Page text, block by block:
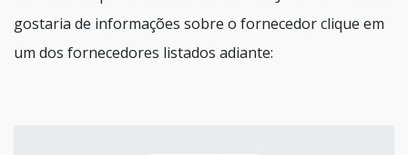
gostaria de informações sobre o fornecedor clique em
um dos fornecedores listados adiante: